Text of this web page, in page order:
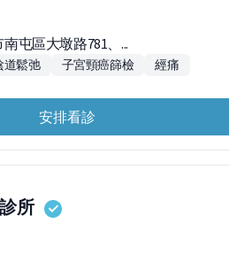
屯區大墩路781、...
道鬆弛 子宮頸癌篩檢
經痛
安排看診
所